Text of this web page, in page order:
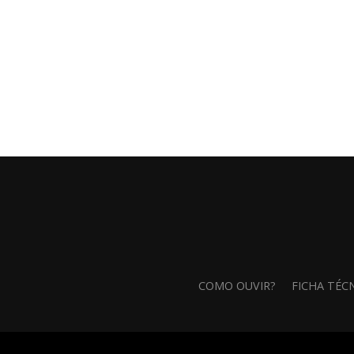
COMO OUVIR? FICHA